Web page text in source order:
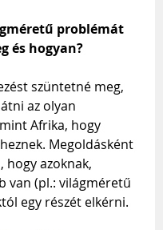
problémát
és hogyan?
szüntetné meg,
az olyan
Afrika, hogy
Megoldásként
hogy azoknak,
van (pl.: világméretű
egy részét elkérni.